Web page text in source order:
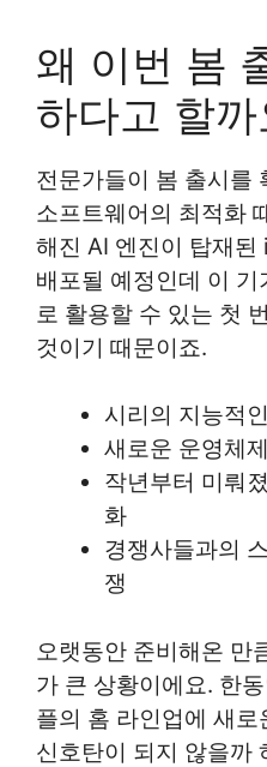
왜 이번 봄
하다고 할까
전문가들이 봄 출시를
소프트웨어의 최적화
해진 AI 엔진이 탑재
배포될 예정인데 이
로 활용할 수 있는 첫
것이기 때문이죠.
시리의 지능적
새로운 운영체
작년부터 미뤄
화
경쟁사들과의
쟁
오랫동안 준비해온 만
가 큰 상황이에요. 한
플의 홈 라인업에 새
신호탄이 되지 않을까